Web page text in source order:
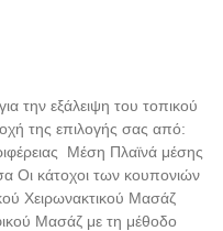
την εξάλειψη του τοπικού
της επιλογής σας από:
Μέση Πλαϊνά μέσης
Οι κάτοχοι των κουπονιών
Χειρωνακτικού Μασάζ
Μασάζ με τη μέθοδο